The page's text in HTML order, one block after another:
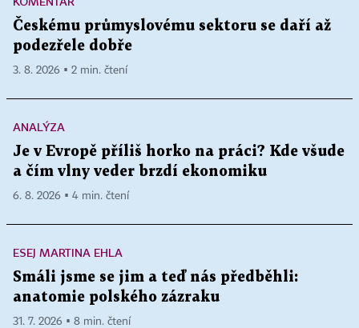
Českému průmyslovému sektoru se daří až
podezřele dobře
3. 8. 2026 ▪ 2 min. čtení
ANALÝZA
Je v Evropě příliš horko na práci? Kde všude
a čím vlny veder brzdí ekonomiku
6. 8. 2026 ▪ 4 min. čtení
ESEJ MARTINA EHLA
Smáli jsme se jim a teď nás předběhli:
anatomie polského zázraku
31. 7. 2026 ▪ 8 min. čtení